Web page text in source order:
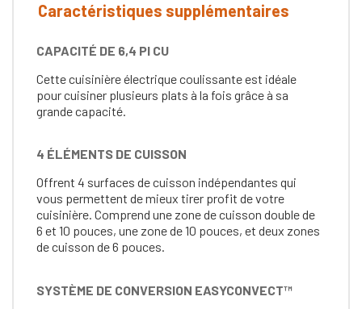
Caractéristiques supplémentaires
CAPACITÉ DE 6,4 PI CU
Cette cuisinière électrique coulissante est idéale
pour cuisiner plusieurs plats à la fois grâce à sa
grande capacité.
4 ÉLÉMENTS DE CUISSON
Offrent 4 surfaces de cuisson indépendantes qui
vous permettent de mieux tirer profit de votre
cuisinière. Comprend une zone de cuisson double de
6 et 10 pouces, une zone de 10 pouces, et deux zones
de cuisson de 6 pouces.
SYSTÈME DE CONVERSION EASYCONVECT™